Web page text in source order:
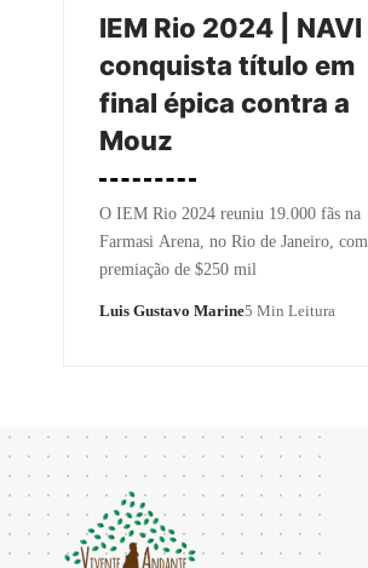
IEM Rio 2024 | NAVI
conquista título em
final épica contra a
Mouz
O IEM Rio 2024 reuniu 19.000 fãs na
Farmasi Arena, no Rio de Janeiro, com
premiação de $250 mil
Luis Gustavo Marine5 Min Leitura